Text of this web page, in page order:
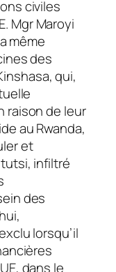
civiles
Mgr Maroyi
même
des
qui,
raison de leur
au Rwanda,
et
infiltré
des
lorsqu’il
dans le